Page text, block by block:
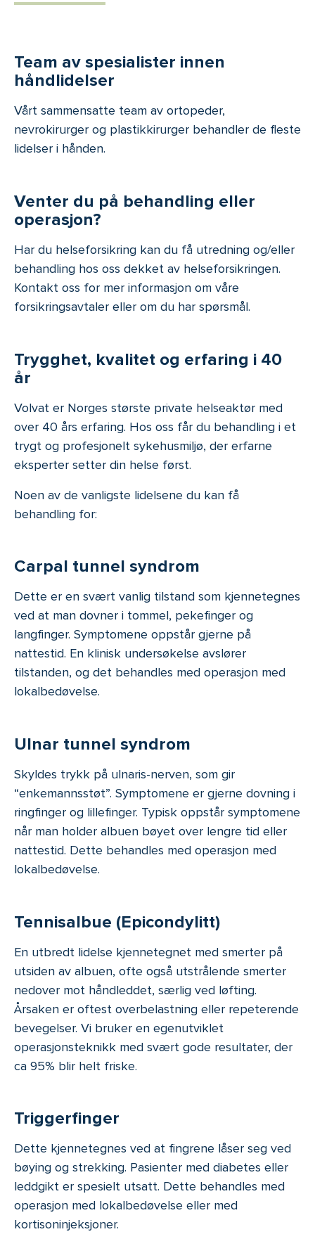
Team av spesialister innen
håndlidelser
Vårt sammensatte team av ortopeder,
nevrokirurger og plastikkirurger behandler de fleste
lidelser i hånden.
Venter du på behandling eller
operasjon?
Har du helseforsikring kan du få utredning og/eller
behandling hos oss dekket av helseforsikringen.
Kontakt oss for mer informasjon om våre
forsikringsavtaler eller om du har spørsmål.
Trygghet, kvalitet og erfaring i 40
år
Volvat er Norges største private helseaktør med
over 40 års erfaring. Hos oss får du behandling i et
trygt og profesjonelt sykehusmiljø, der erfarne
eksperter setter din helse først.
Noen av de vanligste lidelsene du kan få
behandling for:
Carpal tunnel syndrom
Dette er en svært vanlig tilstand som kjennetegnes
ved at man dovner i tommel, pekefinger og
langfinger. Symptomene oppstår gjerne på
nattestid. En klinisk undersøkelse avslører
tilstanden, og det behandles med operasjon med
lokalbedøvelse.
Ulnar tunnel syndrom
Skyldes trykk på ulnaris-nerven, som gir
“enkemannsstøt”. Symptomene er gjerne dovning i
ringfinger og lillefinger. Typisk oppstår symptomene
når man holder albuen bøyet over lengre tid eller
nattestid. Dette behandles med operasjon med
lokalbedøvelse.
Tennisalbue (Epicondylitt)
En utbredt lidelse kjennetegnet med smerter på
utsiden av albuen, ofte også utstrålende smerter
nedover mot håndleddet, særlig ved løfting.
Årsaken er oftest overbelastning eller repeterende
bevegelser. Vi bruker en egenutviklet
operasjonsteknikk med svært gode resultater, der
ca 95% blir helt friske.
Triggerfinger
Dette kjennetegnes ved at fingrene låser seg ved
bøying og strekking. Pasienter med diabetes eller
leddgikt er spesielt utsatt. Dette behandles med
operasjon med lokalbedøvelse eller med
kortisoninjeksjoner.